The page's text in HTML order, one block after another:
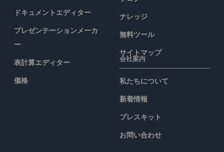
ドキュメントエディター
プレゼンテーションメーカ
ー
表計算エディター
価格
ナレッジ
無料ツール
サイトマップ
会社案内
私たちについて
新着情報
プレスキット
お問い合わせ